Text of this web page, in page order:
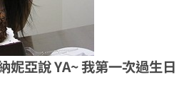
YA~ 我第一次過生日